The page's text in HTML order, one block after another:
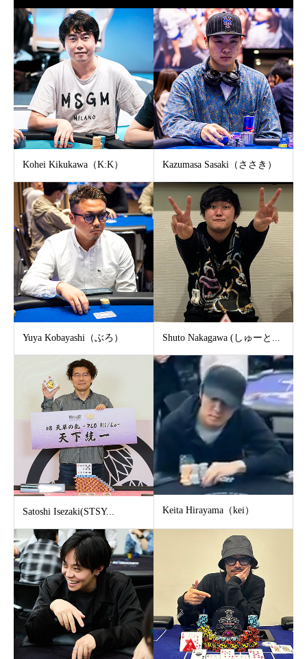
Kohei Kikukawa（K:K） Kazumasa Sasaki（ささき）
Yuya Kobayashi（ぶろ） Shuto Nakagawa (しゅーと...
Satoshi Isezaki(STSY... Keita Hirayama（kei）